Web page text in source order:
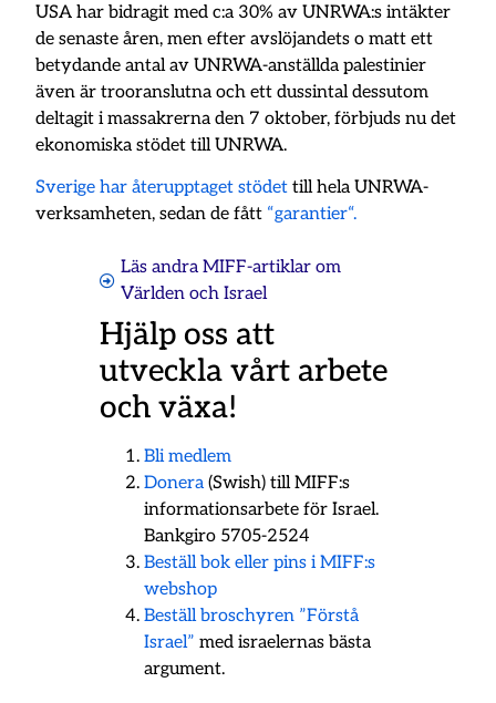
USA har bidragit med c:a 30% av UNRWA:s intäkter
de senaste åren, men efter avslöjandets o matt ett
betydande antal av UNRWA-anställda palestinier
även är trooranslutna och ett dussintal dessutom
deltagit i massakrerna den 7 oktober, förbjuds nu det
ekonomiska stödet till UNRWA.
Sverige har återupptaget stödet till hela UNRWA-
verksamheten, sedan de fått “garantier“.
Läs andra MIFF-artiklar om
Världen och Israel
Hjälp oss att
utveckla vårt arbete
och växa!
Bli medlem
Donera(Swish) till MIFF:s
informationsarbete för Israel.
Bankgiro 5705-2524
Beställ bok eller pins i MIFF:s
webshop
Beställ broschyren ”Förstå
Israel” med israelernas bästa
argument.